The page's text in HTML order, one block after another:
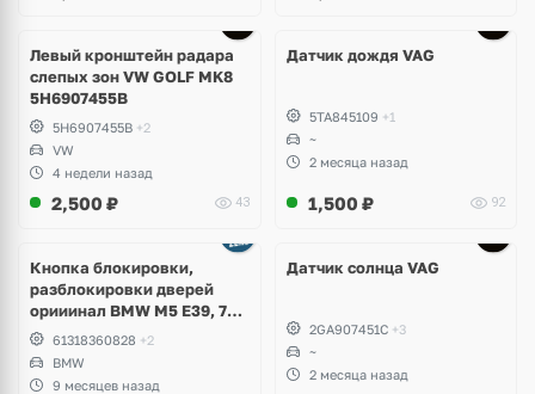
Левый кронштейн радара
слепых зон VW GOLF MK8
5H6907455B
5H6907455B +2
VW
4 недели назад
2,500 ₽ 43
Датчик дождя VAG
5TA845109 +1
~
2 месяца назад
1,500 ₽ 92
Кнопка блокировки,
разблокировки дверей
орииинал BMW M5 E39, 7
E3861318360828 +2
BMW
9 месяцев назад
Датчик солнца VAG
2GA907451C +3
~
2 месяца назад